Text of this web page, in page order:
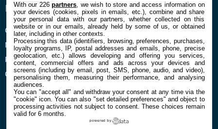
ENTREPRISE
Confidentialité et Cookies
Mentions légales et CGU
Préférences Cookies
Qui sommes nous
À PROPOS
Contact
With our 226partners , we wish to store and access information on
your devices (cookies, pixels in emails, etc.), combine and share
your personal data with our partners, whether collected on this
website or in our emails, already held by some of us, or obtained
later, including in other contexts.
Processing this data (identifiers, browsing, preferences, purchases,
loyalty programs, IP, postal addresses and emails, phone, precise
geolocation, etc.) allows developing and offering you services,
content, commercial offers and ads across your devices and
screens (including by email, post, SMS, phone, audio, and video),
personalising them, measuring their performance, and analysing
audiences.
You can "accept all" and withdraw your consent at any time via the
"cookie" icon. You can also "set detailed preferences" and object to
processing activities not subject to consent. These choices remain
valid for 6 months.
powered by